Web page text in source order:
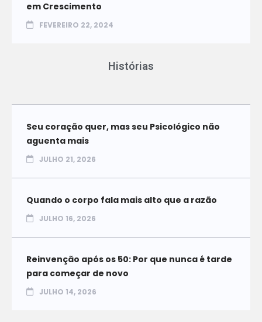
em Crescimento
FEVEREIRO 22, 2024
Histórias
Seu coração quer, mas seu Psicológico não
aguenta mais
JULHO 21, 2026
Quando o corpo fala mais alto que a razão
JULHO 16, 2026
Reinvenção após os 50: Por que nunca é tarde
para começar de novo
JULHO 14, 2026